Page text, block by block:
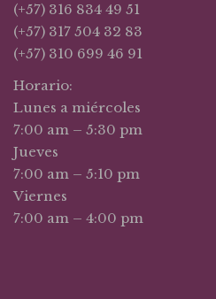
(+57) 316 834 49 51
(+57) 317 504 32 83
(+57) 310 699 46 91
Horario:
Lunes a miércoles
7:00 am – 5:30 pm
Jueves
7:00 am – 5:10 pm
Viernes
7:00 am – 4:00 pm